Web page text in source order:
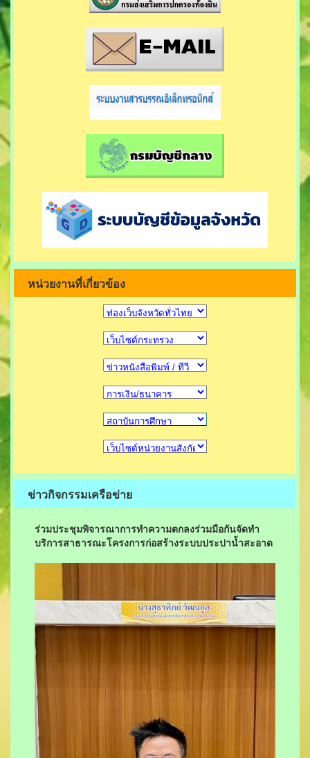
หน่วยงานที่เกี่ยวข้อง
ข่าวกิจกรรมเครือข่าย
ร่วมประชุมพิจารณาการทำความตกลงร่วมมือกันจัดทำ
บริการสาธารณะโครงการก่อสร้างระบบประปาน้ำสะอาด